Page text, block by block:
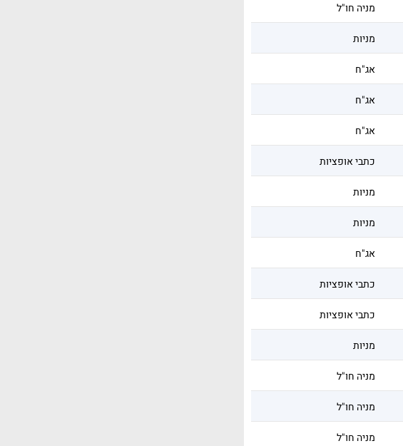
מניה חו"ל
מניות
אג"ח
אג"ח
אג"ח
כתבי אופציות
מניות
מניות
אג"ח
כתבי אופציות
כתבי אופציות
מניות
מניה חו"ל
מניה חו"ל
מניה חו"ל